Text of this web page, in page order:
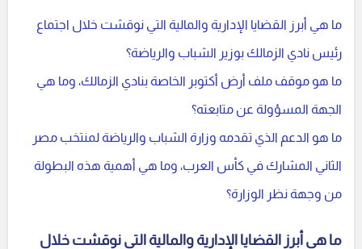
ما هي أبرز القضايا الإدارية والمالية التي نوقشت خلال اجتماع
رئيس نادي الزمالك بوزير الشباب والرياضة؟
ما هو موقف ملف أرض أكتوبر الخاصة بنادي الزمالك، وما هي
الجهة المسؤولة عن متابعته؟
ما هو الدعم الذي تقدمه وزارة الشباب والرياضة لمنتخب مصر
الثاني المشارك في كأس العرب، وما هي أهمية هذه البطولة
من وجهة نظر الوزارة؟
ما هي أبرز القضايا الإدارية والمالية التي نوقشت خلال